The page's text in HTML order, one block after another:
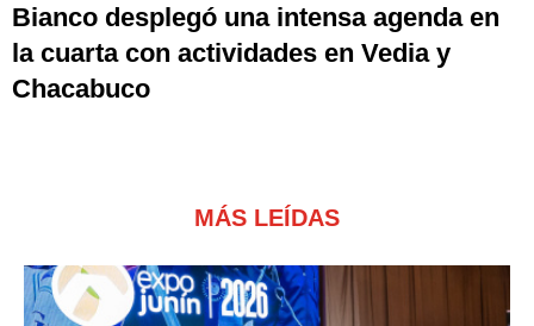
Bianco desplegó una intensa agenda en
la cuarta con actividades en Vedia y
Chacabuco
MÁS LEÍDAS